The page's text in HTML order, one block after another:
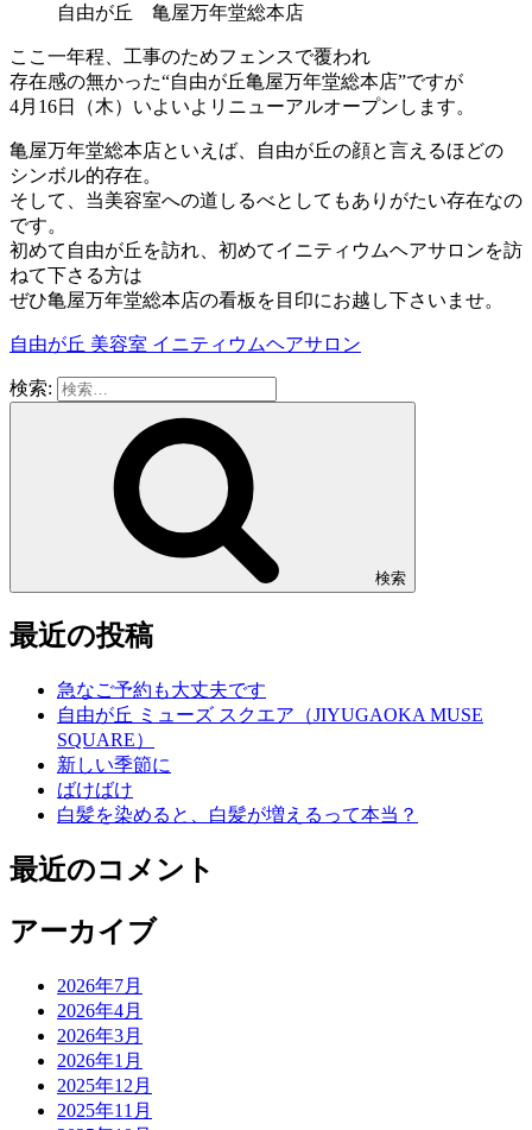
自由が丘 亀屋万年堂総本店
ここ一年程、工事のためフェンスで覆われ
存在感の無かった“自由が丘亀屋万年堂総本店”ですが
4月16日（木）いよいよリニューアルオープンします。
亀屋万年堂総本店といえば、自由が丘の顔と言えるほどの
シンボル的存在。
そして、当美容室への道しるべとしてもありがたい存在なの
です。
初めて自由が丘を訪れ、初めてイニティウムヘアサロンを訪
ねて下さる方は
ぜひ亀屋万年堂総本店の看板を目印にお越し下さいませ。
自由が丘 美容室 イニティウムヘアサロン
検索:
検索
最近の投稿
急なご予約も大丈夫です
自由が丘 ミューズ スクエア（JIYUGAOKA MUSE
SQUARE）
新しい季節に
ばけばけ
白髪を染めると、白髪が増えるって本当？
最近のコメント
アーカイブ
2026年7月
2026年4月
2026年3月
2026年1月
2025年12月
2025年11月